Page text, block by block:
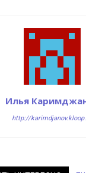
Илья
http://